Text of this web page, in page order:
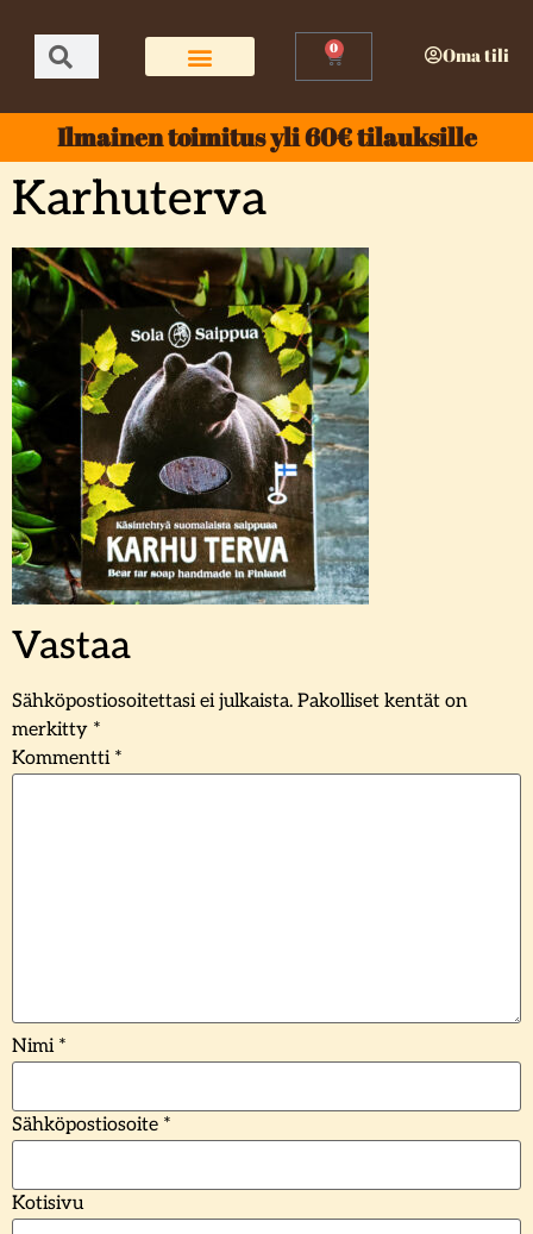
0 Oma tili
Ilmainen toimitus yli 60€ tilauksille
Karhuterva
Vastaa
Sähköpostiosoitettasi ei julkaista. Pakolliset kentät on
merkitty *
Kommentti *
Nimi *
Sähköpostiosoite *
Kotisivu